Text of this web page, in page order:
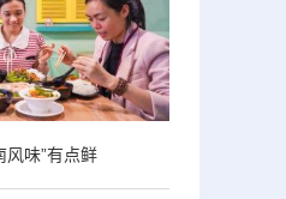
风味”有点鲜